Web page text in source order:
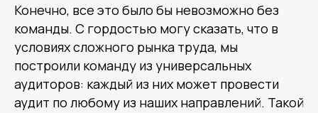
Конечно, все это было бы невозможно без
команды. С гордостью могу сказать, что в
условиях сложного рынка труда, мы
построили команду из универсальных
аудиторов: каждый из них может провести
аудит по любому из наших направлений. Такой